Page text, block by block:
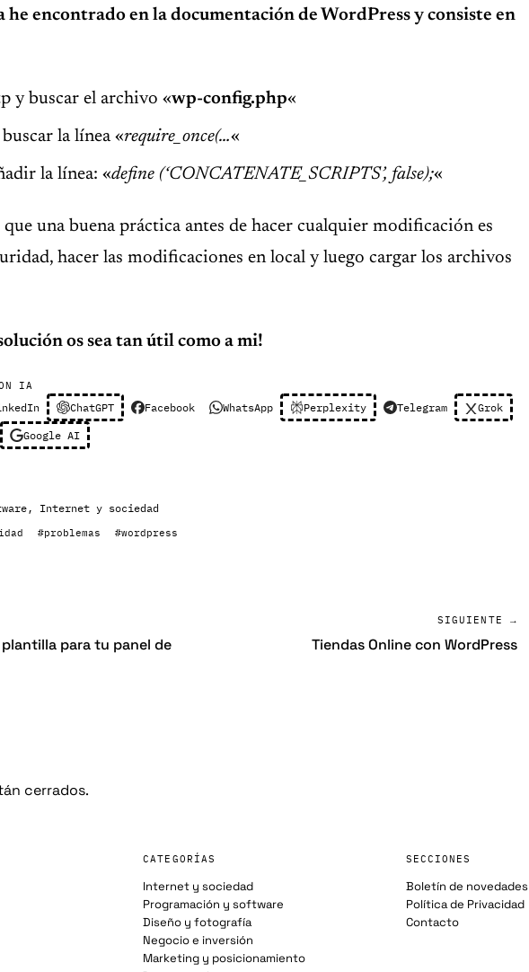
he encontrado en la documentación de WordPress y consiste en
y buscar el archivo «wp-config.php«
la línea «require_once(…«
la línea: «define (‘CONCATENATE_SCRIPTS’, false);«
una buena práctica antes de hacer cualquier modificación es
hacer las modificaciones en local y luego cargar los archivos
os sea tan útil como a mi!
IA
ChatGPT Facebook WhatsApp Perplexity Telegram Grok
Google AI
, Internet y sociedad
#problemas #wordpress
para tu panel de
SIGUIENTE →
Tiendas Online con WordPress
cerrados.
CATEGORÍAS
Internet y sociedad
Programación y software
Diseño y fotografía
Negocio e inversión
Marketing y posicionamiento
SECCIONES
Boletín de novedades
Política de Privacidad
Contacto